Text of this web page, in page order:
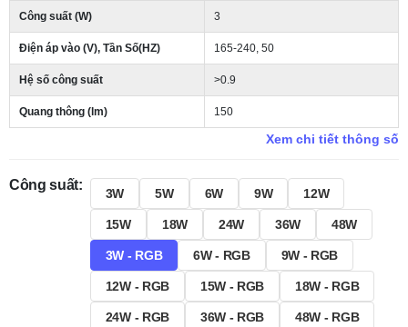
Công suất (W) 3
Điện áp vào (V), Tần Số(HZ) 165-240, 50
Hệ số công suất >0.9
Quang thông (lm) 150
Xem chi tiết thông số
Công suất:
3W 5W 6W 9W 12W
15W 18W 24W 36W 48W
3W - RGB 6W - RGB 9W - RGB
12W - RGB 15W - RGB 18W - RGB
24W - RGB 36W - RGB 48W - RGB